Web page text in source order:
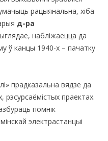
рацыянальна, хіба
д-ра
набліжаецца да
ў канцы 1940-х – пачатку
прадказальна вядзе да
рэсурсаёмістых праектах.
помнік
электрастанцыі